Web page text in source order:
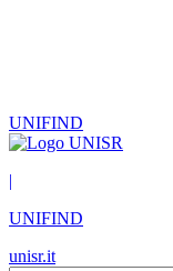
UNIFIND
|
UNIFIND
unisr.it